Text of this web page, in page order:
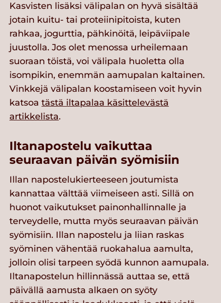
Kasvisten lisäksi välipalan on hyvä sisältää
jotain kuitu- tai proteiinipitoista, kuten
rahkaa, jogurttia, pähkinöitä, leipäviipale
juustolla. Jos olet menossa urheilemaan
suoraan töistä, voi välipala huoletta olla
isompikin, enemmän aamupalan kaltainen.
Vinkkejä välipalan koostamiseen voit hyvin
katsoatästä iltapalaa käsittelevästä
artikkelista.
Iltanapostelu vaikuttaa
seuraavan päivän syömisiin
Illan napostelukierteeseen joutumista
kannattaa välttää viimeiseen asti. Sillä on
huonot vaikutukset painonhallinnalle ja
terveydelle, mutta myös seuraavan päivän
syömisiin. Illan napostelu ja liian raskas
syöminen vähentää ruokahalua aamulta,
jolloin olisi tarpeen syödä kunnon aamupala.
Iltanapostelun hillinnässä auttaa se, että
päivällä aamusta alkaen on syöty